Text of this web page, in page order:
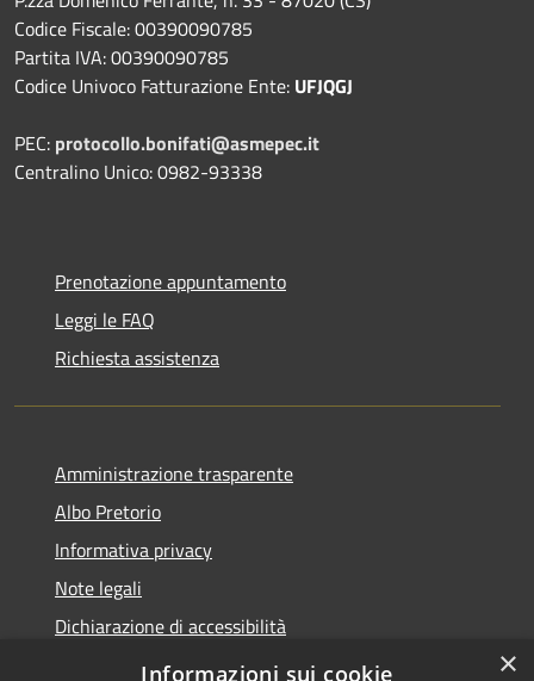
Codice Fiscale: 00390090785
Partita IVA: 00390090785
Codice Univoco Fatturazione Ente: UFJQGJ
PEC: protocollo.bonifati@asmepec.it
Centralino Unico: 0982-93338
Prenotazione appuntamento
Leggi le FAQ
Richiesta assistenza
Amministrazione trasparente
Albo Pretorio
Informativa privacy
Note legali
Dichiarazione di accessibilità
Obiettivi di accessibilità
×
Informazioni sui cookie